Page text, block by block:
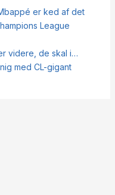
er ked af det
League
videre, de skal i…
med CL-gigant